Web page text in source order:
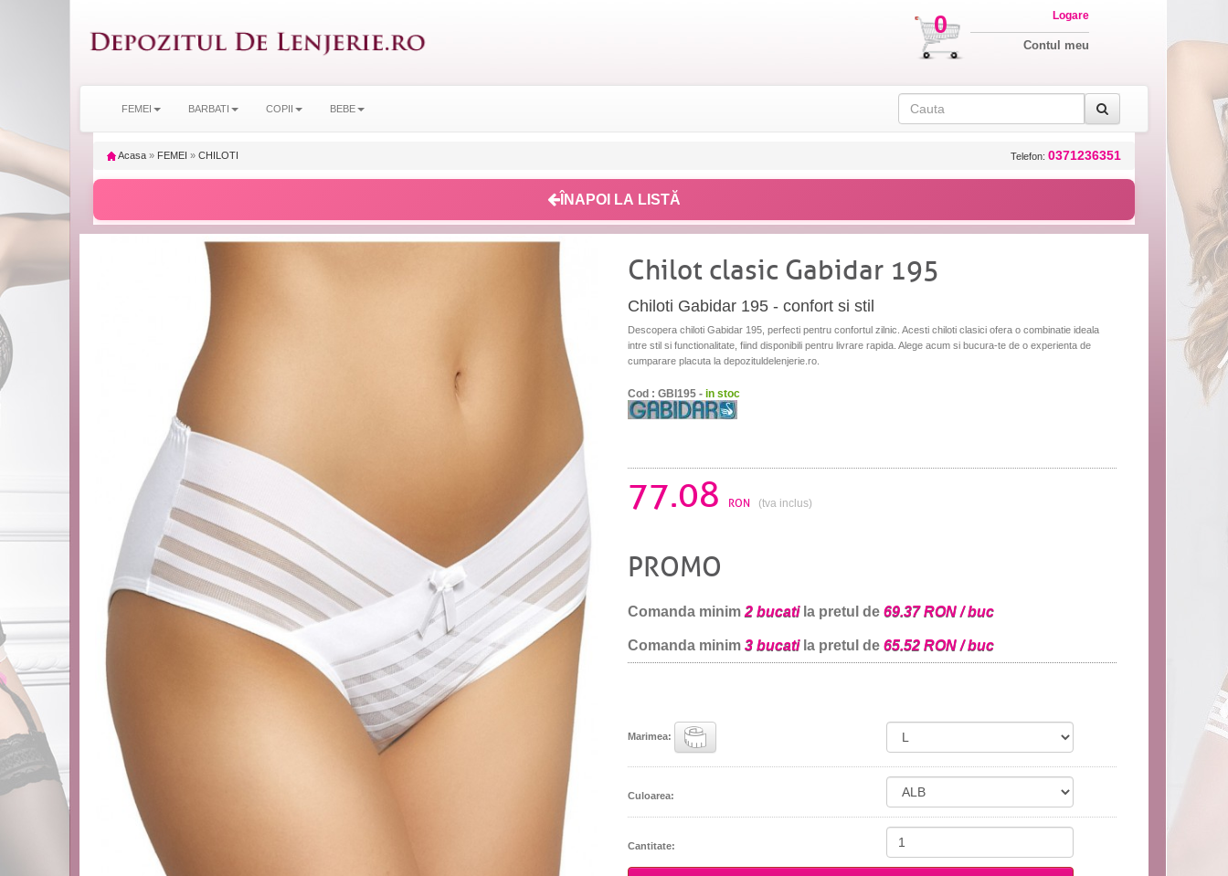
0 Logare
Contul meu
FEMEI BARBATI COPII BEBE
Acasa » FEMEI » CHILOTI Telefon: 0371236351
ÎNAPOI LA LISTĂ
Chilot clasic Gabidar 195
Chiloti Gabidar 195 - confort si stil
Descopera chiloti Gabidar 195, perfecti pentru confortul zilnic. Acesti chiloti clasici ofera o combinatie ideala
intre stil si functionalitate, fiind disponibili pentru livrare rapida. Alege acum si bucura-te de o experienta de
cumparare placuta la depozituldelenjerie.ro.
Cod : GBI195 - in stoc
77.08 RON (tva inclus)
PROMO
Comanda minim 2 bucatila pretul de 69.37 RON / buc
Comanda minim 3 bucatila pretul de 65.52 RON / buc
Marimea:
Culoarea:
Cantitate: